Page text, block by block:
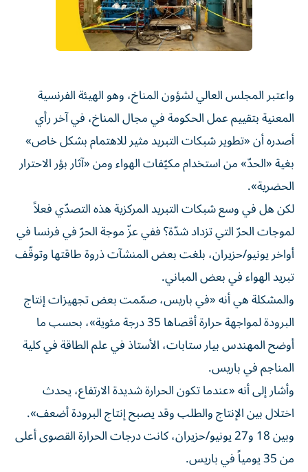
واعتبر المجلس العالي لشؤون المناخ، وهو الهيئة الفرنسية
المعنية بتقييم عمل الحكومة في مجال المناخ، في آخر رأي
أصدره أن «تطوير شبكات التبريد مثير للاهتمام بشكل خاص»
بغية «الحدّ» من استخدام مكيّفات الهواء ومن «آثار بؤر الاحترار
الحضرية».
لكن هل في وسع شبكات التبريد المركزية هذه التصدّي فعلاً
لموجات الحرّ التي تزداد شدّة؟ ففي عزّ موجة الحرّ في فرنسا في
أواخر يونيو/حزيران، بلغت بعض المنشآت ذروة طاقتها وتوقّف
تبريد الهواء في بعض المباني.
والمشكلة هي أنه «في باريس، صمّمت بعض تجهيزات إنتاج
البرودة لمواجهة حرارة أقصاها 35 درجة مئوية»، بحسب ما
أوضح المهندس بيار ستابات، الأستاذ في علم الطاقة في كلية
المناجم في باريس.
وأشار إلى أنه «عندما تكون الحرارة شديدة الارتفاع، يحدث
اختلال بين الإنتاج والطلب وقد يصبح إنتاج البرودة أضعف».
وبين 18 و27 يونيو/حزيران، كانت درجات الحرارة القصوى أعلى
من 35 يومياً في باريس.